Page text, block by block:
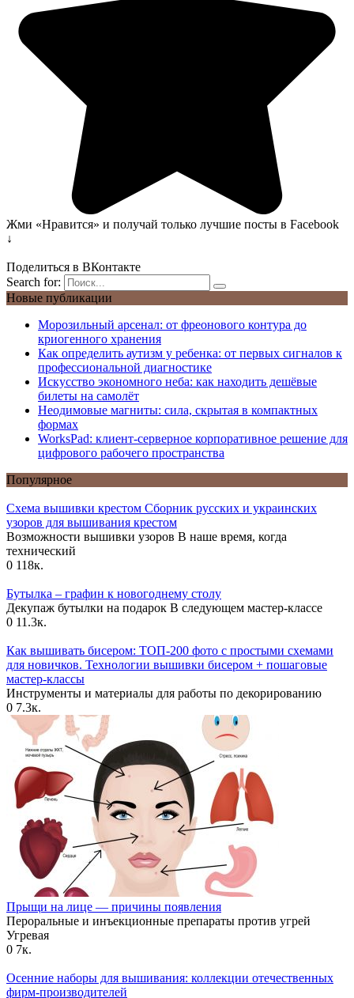
Жми «Нравится» и получай только лучшие посты в Facebook
↓
Поделиться в ВКонтакте
Search for:
Новые публикации
Морозильный арсенал: от фреонового контура до
криогенного хранения
Как определить аутизм у ребенка: от первых сигналов к
профессиональной диагностике
Искусство экономного неба: как находить дешёвые
билеты на самолёт
Неодимовые магниты: сила, скрытая в компактных
формах
WorksPad: клиент-серверное корпоративное решение для
цифрового рабочего пространства
Популярное
Схема вышивки крестом Сборник русских и украинских
узоров для вышивания крестом
Возможности вышивки узоров В наше время, когда
технический
0 118к.
Бутылка – графин к новогоднему столу
Декупаж бутылки на подарок В следующем мастер-классе
0 11.3к.
Как вышивать бисером: ТОП-200 фото с простыми схемами
для новичков. Технологии вышивки бисером + пошаговые
мастер-классы
Инструменты и материалы для работы по декорированию
0 7.3к.
Прыщи на лице — причины появления
Пероральные и инъекционные препараты против угрей
Угревая
0 7к.
Осенние наборы для вышивания: коллекции отечественных
фирм-производителей